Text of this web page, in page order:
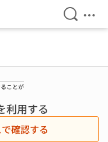
検索を
メ
ことが
利用する
確認する